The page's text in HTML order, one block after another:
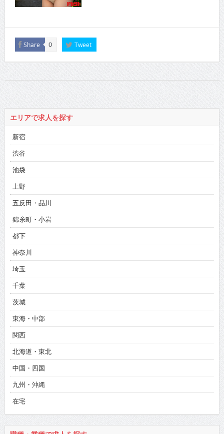
Share 0 Tweet
エリアで求人を探す
新宿
渋谷
池袋
上野
五反田・品川
錦糸町・小岩
都下
神奈川
埼玉
千葉
茨城
東海・中部
関西
北海道・東北
中国・四国
九州・沖縄
在宅